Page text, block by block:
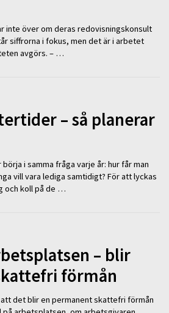
inte över om deras redovisningskonsult
siffrorna i fokus, men det är i arbetet
avgörs. – …
– så planerar
i samma fråga varje år: hur får man
vill vara lediga samtidigt? För att lyckas
och koll på de …
– blir
förmån
det blir en permanent skattefri förmån